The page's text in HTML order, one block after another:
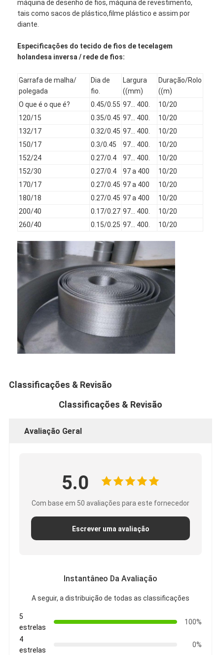
Fábrica
Fale Conosco
Falem agora.
Acero inoxidável X Tend Mesh
Ecrã de filtragem do extrusor
Pacote de tela de extrusão
Cercas de padel
Malha de arame tricotado
Cesto de gavião de pedra
Malha de metal arquitetônico
Tela de alumínio da mosca da corrente
Filtro de tela de Johnson
Colmeia de Malha
máquina de desenho de fios, máquina de revestimento,
tais como sacos de plástico,filme plástico e assim por
diante.
Especificações do tecido de fios de tecelagem
holandesa inversa / rede de fios:
Garrafa de malha/
polegada
Dia de
fio.
Largura
((mm)
Duração/Rolo
((m)
O que é o que é?
0.45/0.55 97... 400.
10/20
120/15
0.35/0.45 97... 400.
10/20
132/17
0.32/0.45 97... 400.
10/20
150/17
0.3/0.45 97... 400.
10/20
152/24
0.27/0.4 97... 400.
10/20
152/30
0.27/0.4 97 a 400
10/20
170/17
0.27/0.45 97 a 400
10/20
180/18
0.27/0.45 97 a 400
10/20
200/40
0.17/0.27 97... 400.
10/20
260/40
0.15/0.25 97... 400. 10/20
Classificações & Revisão
Classificações & Revisão
Avaliação Geral
5.0
Com base em 50 avaliações para este fornecedor
Escrever uma avaliação
Instantâneo Da Avaliação
A seguir, a distribuição de todas as classificações
5
estrelas
100%
4
estrelas
0%